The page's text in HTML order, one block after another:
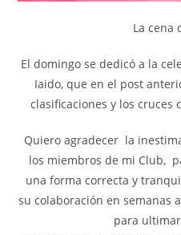
La cena
El domingo se dedicó a la
Iaido, que en el post
clasificaciones y los cruces
Quiero agradecer la
los miembros de mi Club,
una forma correcta y
su colaboración en semanas
para